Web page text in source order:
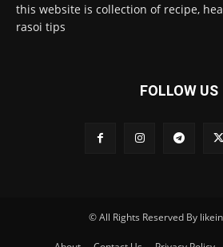
this website is collection of recipe,
rasoi tips
FOLLOW US
© All Rights Reserved By